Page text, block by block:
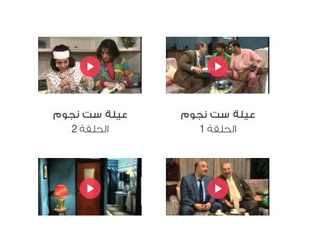
عيلة ست نجوم
الحلقة 1
عيلة ست نجوم
الحلقة 2